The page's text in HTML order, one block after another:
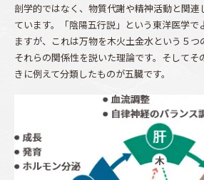
剖学的ではなく、物質代謝や精神活動と関
ています。「陰陽五行説」という東洋医学で
ますが、これは万物を木火土金水という５つ
それらの関係性を説いた理論です。そして
きに例えて分類したものが五臓です。